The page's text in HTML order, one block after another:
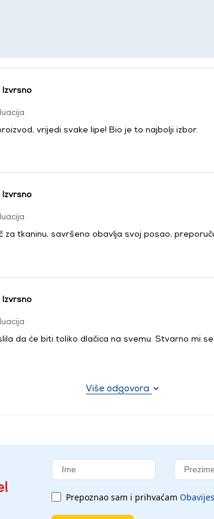
Izvrsno
vrijedi svake lipe! Bio je to najbolji izbor.
Izvrsno
za tkaninu, savršeno obavlja svoj posao,
Izvrsno
da će biti toliko dlačica na svemu. Stvarno mi
Više odgovora
Prepoznao sam i prihvaćam